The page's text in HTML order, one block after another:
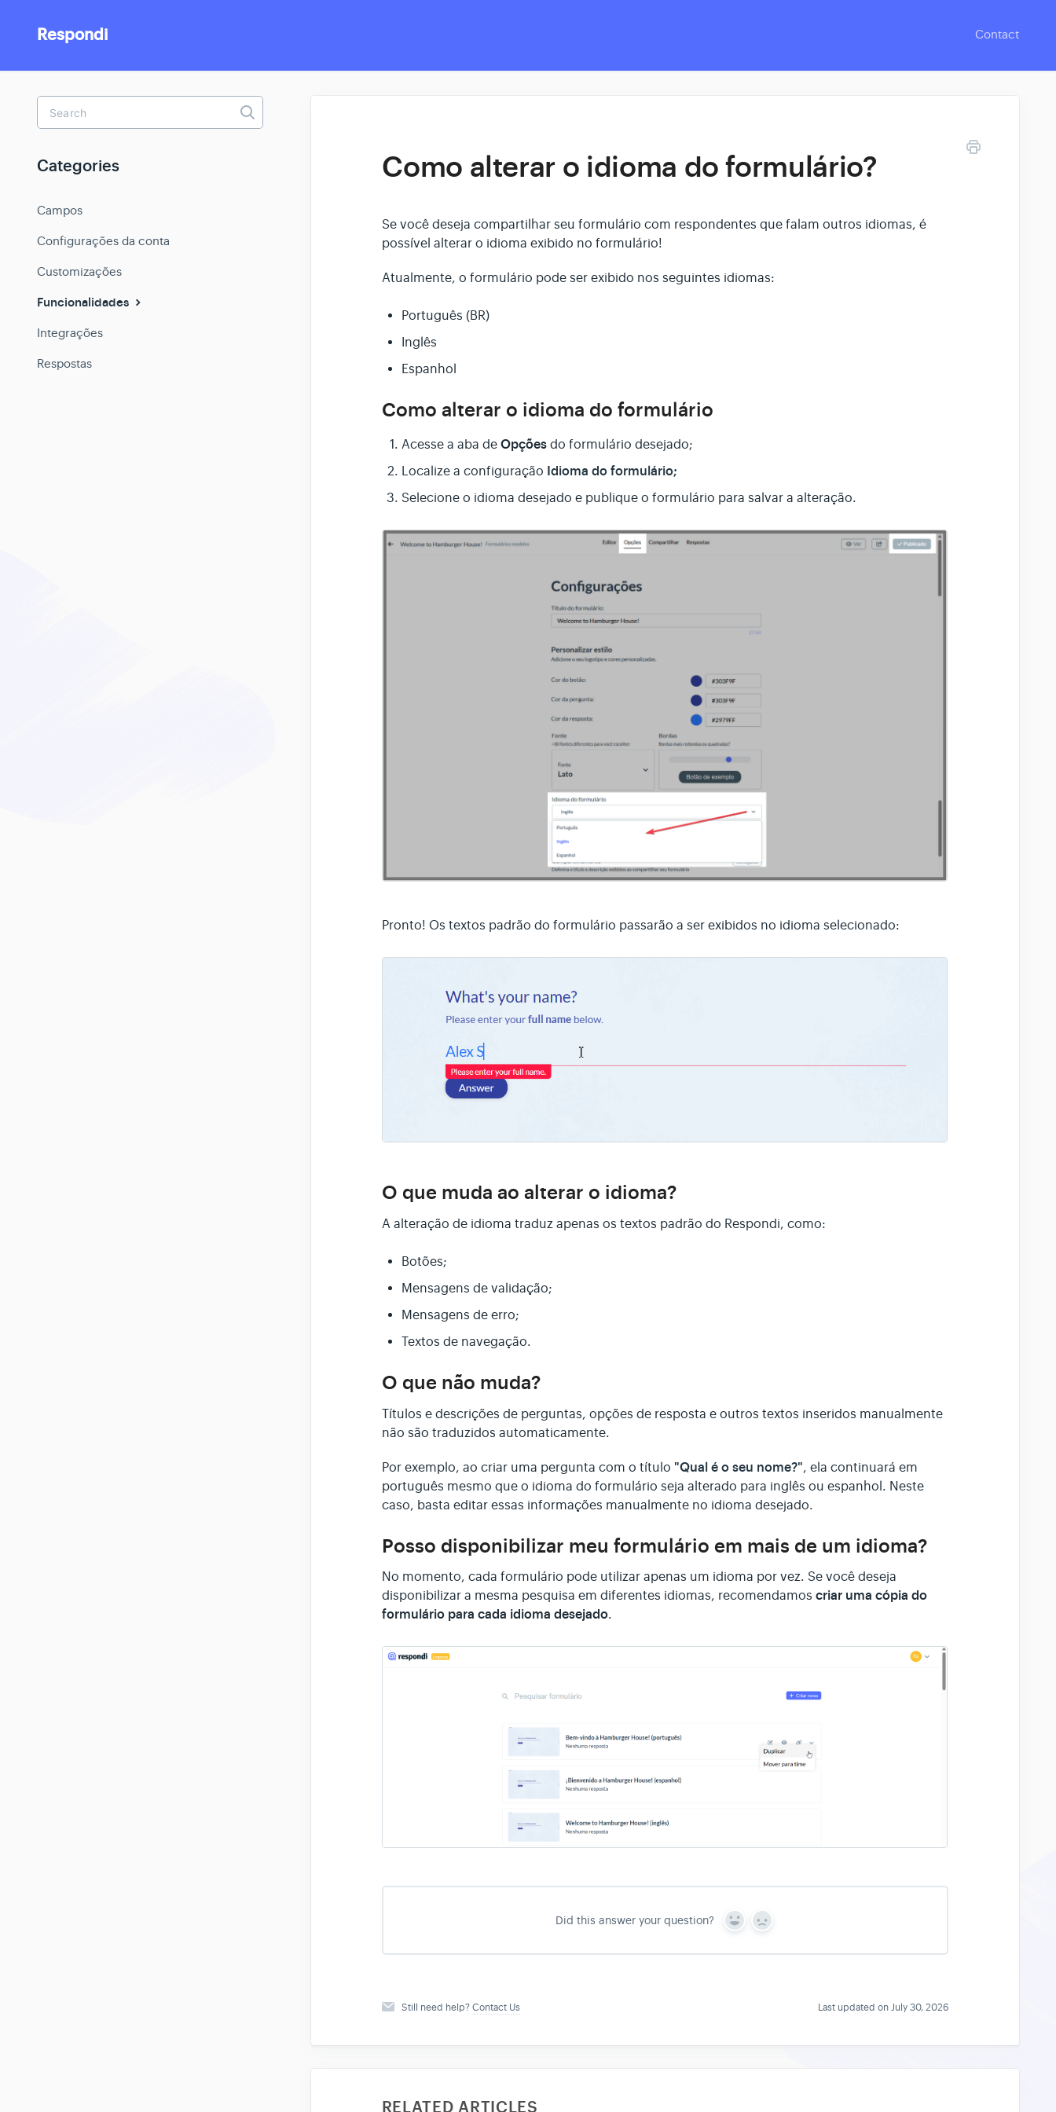
Respondi Contact
Como alterar o idioma do formulário?
Se você deseja compartilhar seu formulário com respondentes que falam outros idiomas, é
possível alterar o idioma exibido no formulário!
Atualmente, o formulário pode ser exibido nos seguintes idiomas:
Português (BR)
Inglês
Espanhol
Como alterar o idioma do formulário
Acesse a aba deOpções do formulário desejado;
Localize a configuração Idioma do formulário;
Selecione o idioma desejado e publique o formulário para salvar a alteração.
Pronto! Os textos padrão do formulário passarão a ser exibidos no idioma selecionado:
O que muda ao alterar o idioma?
A alteração de idioma traduz apenas os textos padrão do Respondi, como:
Botões;
Mensagens de validação;
Mensagens de erro;
Textos de navegação.
O que não muda?
Títulos e descrições de perguntas, opções de resposta e outros textos inseridos manualmente
não são traduzidos automaticamente.
Por exemplo, ao criar uma pergunta com o título"Qual é o seu nome?", ela continuará em
português mesmo que o idioma do formulário seja alterado para inglês ou espanhol. Neste
caso, basta editar essas informações manualmente no idioma desejado.
Posso disponibilizar meu formulário em mais de um idioma?
No momento, cada formulário pode utilizar apenas um idioma por vez. Se você deseja
disponibilizar a mesma pesquisa em diferentes idiomas, recomendamoscriar uma cópia do
formulário para cada idioma desejado.
Did this answer your question?
Y
s
N
Still need help?Contact Us Last updated on July 30, 2026
RELATED ARTICLES
Toggle
Search
Categories
Campos
Configurações da conta
Customizações
Funcionalidades
Integrações
Respostas